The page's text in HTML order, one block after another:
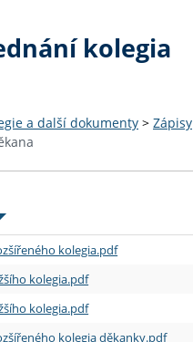
kolegia
a další dokumenty > Zápisy
kolegia.pdf
kolegia.pdf
kolegia.pdf
kolegia děkanky.pdf